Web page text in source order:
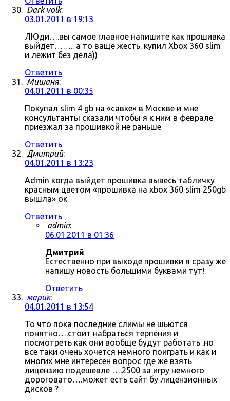
Dark volk:
03.01.2011 в 19:13
ЛЮди….вы самое главное напишите как прошивка
выйдет…….. а то ваще жесть. купил Xbox 360 slim
и лежит без дела))
Ответить
Мишаня:
04.01.2011 в 00:35
Покупал slim 4 gb на «савке» в Москве и мне
консультанты сказали чтобы я к ним в феврале
приезжал за прошивкой не раньше
Ответить
Дмитрий:
04.01.2011 в 13:23
Admin когда выйдет прошивка вывесь табличку
красным цветом «прошивка на xbox 360 slim 250gb
вышла» ок
Ответить
admin:
06.01.2011 в 01:36
Дмитрий
Естественно при выходе прошивки я сразу же
напишу новость большими буквами тут!
Ответить
марик:
04.01.2011 в 13:54
То что пока последние слимы не шьются
понятно….стоит набраться терпения и
посмотреть как они вообще будут работать .но
все таки очень хочется немного поиграть и как и
многих мне интересен вопрос где же взять
лицензию подешевле ….2500 за игру немного
дороговато….может есть сайт бу лицензионных
дисков ?